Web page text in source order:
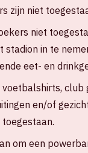
zijn niet
niet
stadion in te
eet- en
voetbalshirts, club
en/of
om een